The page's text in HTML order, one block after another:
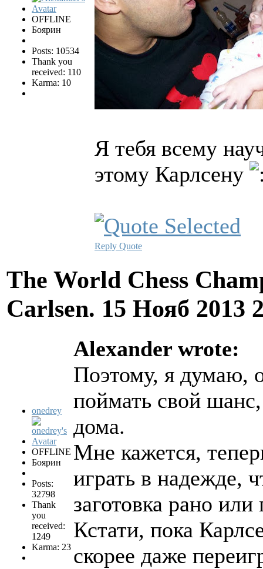
OFFLINE
Боярин
Posts: 10534
Thank you
received: 110
Karma: 10
Я тебя всему
этому Карлсену
Reply Quote
The World Chess
Carlsen. 15 Нояб 2013
onedrey
OFFLINE
Боярин
Posts:
32798
Thank
you
received:
1249
Karma: 23
Alexander wrote:
Поэтому, я думаю,
поймать свой
дома.
Мне кажется,
играть в надежде,
заготовка рано
Кстати, пока
скорее даже